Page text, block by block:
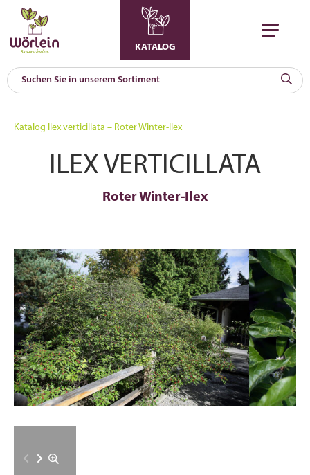
KATALOG
Katalog Ilex verticillata – Roter Winter-Ilex
ILEX VERTICILLATA
Roter Winter-Ilex